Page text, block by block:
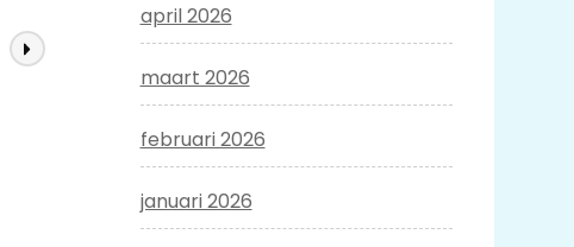
april 2026
maart 2026
februari 2026
januari 2026